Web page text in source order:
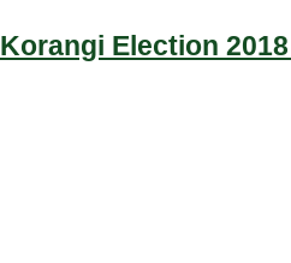
Election